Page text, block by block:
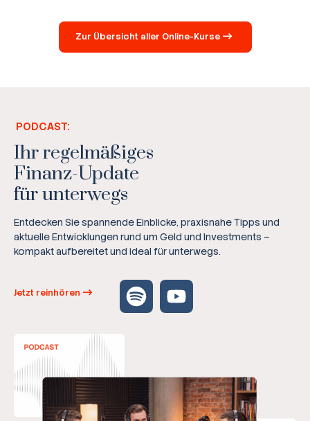
Zur Übersicht aller Online-Kurse
PODCAST:
Ihr regelmäßiges
Finanz-Update
für unterwegs
Entdecken Sie spannende Einblicke, praxisnahe Tipps und
aktuelle Entwicklungen rund um Geld und Investments –
kompakt aufbereitet und ideal für unterwegs.
Jetzt reinhören